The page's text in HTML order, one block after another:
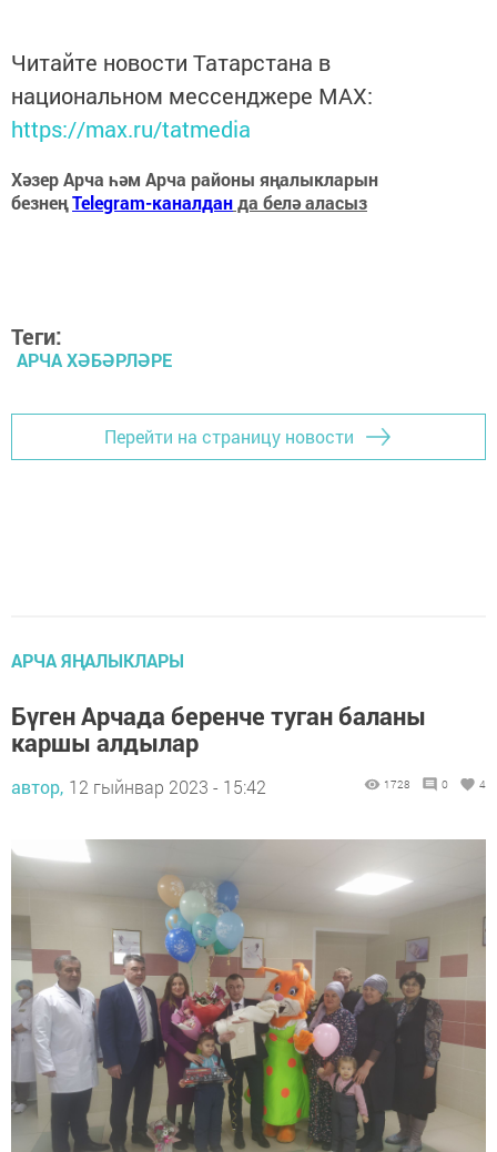
Читайте новости Татарстана в
национальном мессенджере MАХ:
https://max.ru/tatmedia
Хәзер Арча һәм Арча районы яңалыкларын
безнеңTelegram-каналданда белә аласыз
Теги:
АРЧА ХӘБӘРЛӘРЕ
Перейти на страницу новости
АРЧА ЯҢАЛЫКЛАРЫ
Бүген Арчада беренче туган баланы
каршы алдылар
автор, 12 гыйнвар 2023 - 15:42 1728 0 4